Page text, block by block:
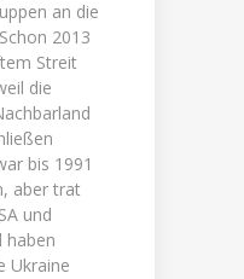
an die
2013
Streit
die
bis 1991
aber trat
und
haben
Ukraine